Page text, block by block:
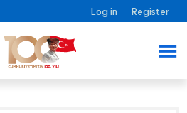
Log in Register